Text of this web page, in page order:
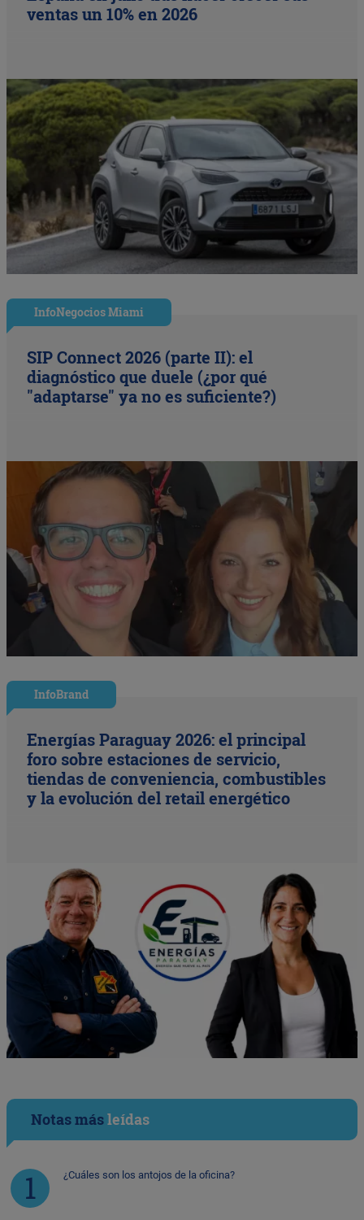
ventas un 10% en 2026
InfoNegocios Miami
SIP Connect 2026 (parte II): el
diagnóstico que duele (¿por qué
"adaptarse" ya no es suficiente?)
InfoBrand
Energías Paraguay 2026: el principal
foro sobre estaciones de servicio,
tiendas de conveniencia, combustibles
y la evolución del retail energético
Notas másleídas
¿Cuáles son los antojos de la oficina?